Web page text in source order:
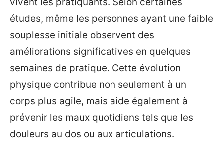
études, même les personnes ayant une faible
souplesse initiale observent des
améliorations significatives en quelques
semaines de pratique. Cette évolution
physique contribue non seulement à un
corps plus agile, mais aide également à
prévenir les maux quotidiens tels que les
douleurs au dos ou aux articulations.